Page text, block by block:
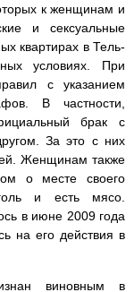
к женщинам и
и сексуальные
квартирах в Тель-
условиях. При
с указанием
В частности,
брак с
За это с них
Женщинам также
о месте своего
и есть мясо.
в июне 2009 года
на его действия в
виновным в